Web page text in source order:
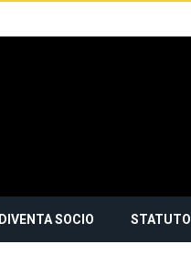
DIVENTA SOCIO STATUTO